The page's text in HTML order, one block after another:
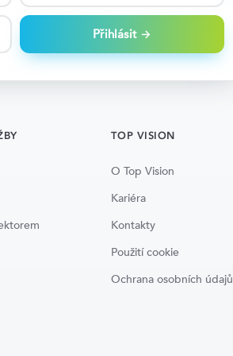
Přihlásit →
TOP VISION
O Top Vision
Kariéra
Kontakty
Použití cookie
Ochrana osobních údajů